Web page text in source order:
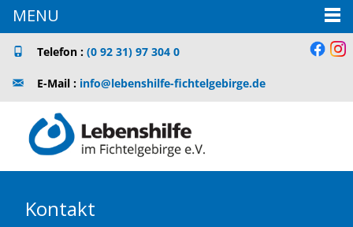
Telefon : (0 92 31) 97 304 0
E-Mail : info@lebenshilfe-fichtelgebirge.de
Kontakt
MENU